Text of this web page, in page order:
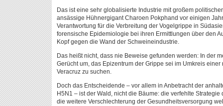
Das ist eine sehr globalisierte Industrie mit großem
ansässige Hühnergigant Charoen Pokphand vor einigen
Verantwortung für die Verbreitung der Vogelgrippe in
forensische Epidemiologie bei ihren Ermittlungen über den
Kopf gegen die Wand der Schweineindustrie.
Das heißt nicht, dass nie Beweise gefunden werden: In der
Gerücht um, das Epizentrum der Grippe sei im Umkreis
Veracruz zu suchen.
Doch das Entscheidende – vor allem in Anbetracht der
H5N1 – ist der Wald, nicht die Bäume: die verfehlte
die weitere Verschlechterung der Gesundheitsversorgung